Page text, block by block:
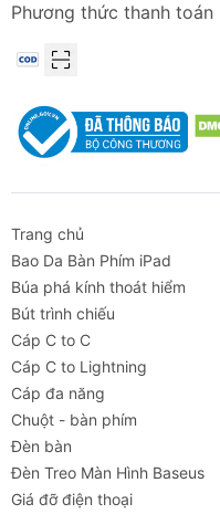
5.Segway
Dòng cao cấp nhất,
Mua Xe Điện Mini
hãy đến ngayChube.vn
sản phẩm
hợp lý.
Tại Sao Nên Mua
Ninebot Tại
Đa dạng sản phẩm:
Kickscooter F25,
Giá tốt nhất thị
Bảo hành chính
lỗi.
Giao hàng toàn
Phương thức thanh toán
Trang chủ
Bao Da Bàn Phím iPad
Búa phá kính thoát hiểm
Bút trình chiếu
Cáp C to C
Cáp C to Lightning
Cáp đa năng
Chuột - bàn phím
Đèn bàn
Đèn Treo Màn Hình Baseus
Giá đỡ điện thoại